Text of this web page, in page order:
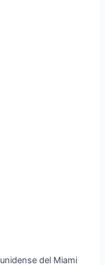
del Miami